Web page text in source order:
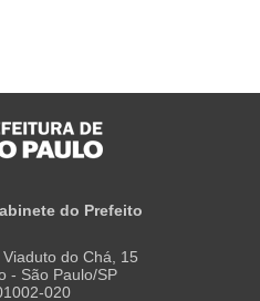
do Prefeito
do Chá, 15
- São Paulo/SP
020